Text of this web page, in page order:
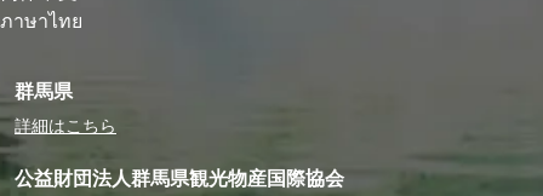
ภาษาไทย
群馬県
詳細はこちら
公益財団法人群馬県観光物産国際協会